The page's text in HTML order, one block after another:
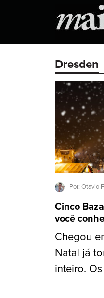
Dresden
Por: Otavio
Cinco
você
Chegou
Natal já
inteiro.